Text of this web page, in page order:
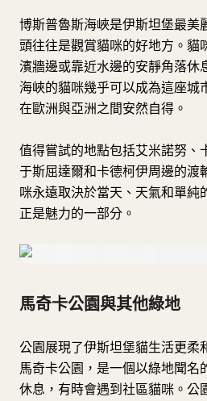
博斯普魯斯海峽是伊斯坦堡最美
頭往往是觀賞貓咪的好地方。貓
濱牆邊或靠近水邊的安靜角落休
海峽的貓咪幾乎可以成為這座城
在歐洲與亞洲之間安然自得。
值得嘗試的地點包括艾米諾努、
于斯屈達爾和卡德柯伊周邊的渡
咪永遠取決於當天、天氣和單純
正是魅力的一部分。
馬奇卡公園與其他綠地
公園展現了伊斯坦堡貓生活更柔
馬奇卡公園，是一個以綠地聞名
休息，有時會遇到社區貓咪。公